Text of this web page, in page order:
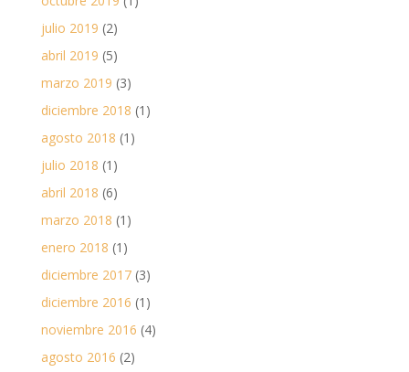
julio 2019 (2)
abril 2019 (5)
marzo 2019 (3)
diciembre 2018 (1)
agosto 2018 (1)
julio 2018 (1)
abril 2018 (6)
marzo 2018 (1)
enero 2018 (1)
diciembre 2017(3)
diciembre 2016 (1)
noviembre 2016 (4)
agosto 2016 (2)